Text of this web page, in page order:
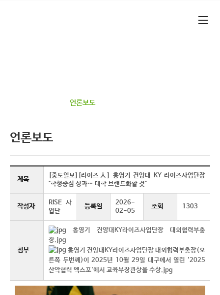
언론보도
언론보도
제목
[중도일보][라이즈人] 홍영기 건양대 KY 라이즈사업단장
"학생중심 성과… 대학 브랜드화할 것"
작성자
RISE 사
업단
등록일
2026-
02-05
조회 1303
첨부
홍영기 건양대KY라이즈사업단장 대외협력부총
장.jpg
홍영기 건양대KY라이즈사업단장 대외협력부총장(오
른쪽 두번째)이 2025년 10월 29일 대구에서 열린 '2025
산악협력 엑스포'에서 교육부장관상을 수상.jpg